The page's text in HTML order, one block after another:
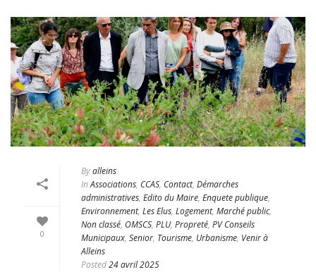
0
Byalleins
In Associations, CCAS, Contact, Démarches
administratives, Edito du Maire, Enquete publique,
Environnement, Les Elus, Logement, Marché public,
Non classé, OMSCS, PLU, Propreté, PV Conseils
Municipaux, Senior, Tourisme, Urbanisme, Venir à
Alleins
Posted24 avril 2025